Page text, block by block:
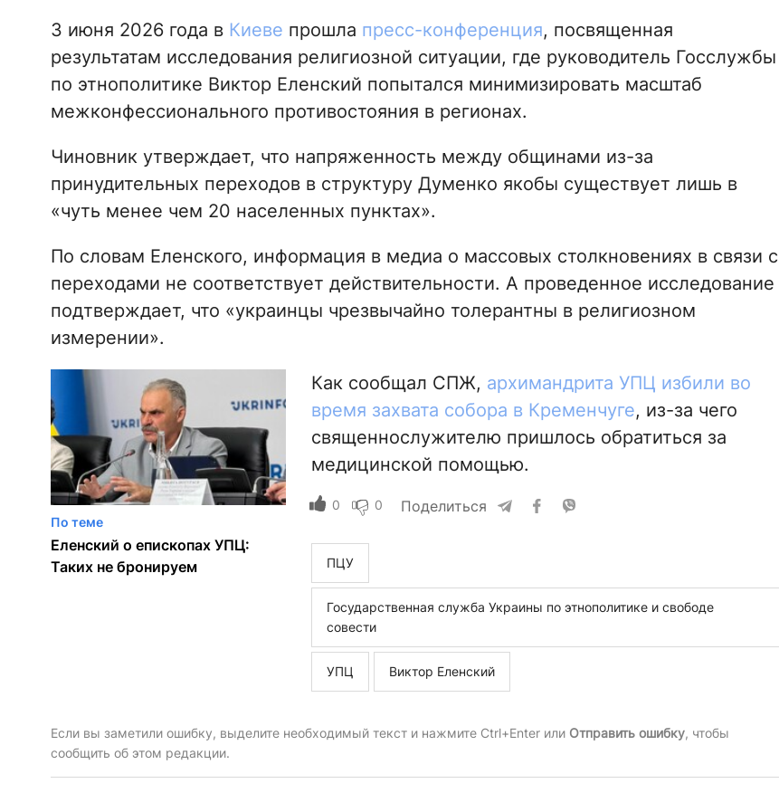
3 июня 2026 года в Киеве прошла пресс-конференция, посвященная
результатам исследования религиозной ситуации, где руководитель Госслужбы
по этнополитике Виктор Еленский попытался минимизировать масштаб
межконфессионального противостояния в регионах.
Чиновник утверждает, что напряженность между общинами из-за
принудительных переходов в структуру Думенко якобы существует лишь в
«чуть менее чем 20 населенных пунктах».
По словам Еленского, информация в медиа о массовых столкновениях в связи с
переходами не соответствует действительности. А проведенное исследование
подтверждает, что «украинцы чрезвычайно толерантны в религиозном
измерении».
По теме
Еленский о епископах УПЦ:
Таких не бронируем
Как сообщал СПЖ, архимандрита УПЦ избили во
время захвата собора в Кременчуге, из-за чего
священнослужителю пришлось обратиться за
медицинской помощью.
0 0 Поделиться
ПЦУ
Государственная служба Украины по этнополитике и свободе
совести
УПЦ Виктор Еленский
Если вы заметили ошибку, выделите необходимый текст и нажмите Ctrl+Enter или Отправить ошибку, чтобы
сообщить об этом редакции.